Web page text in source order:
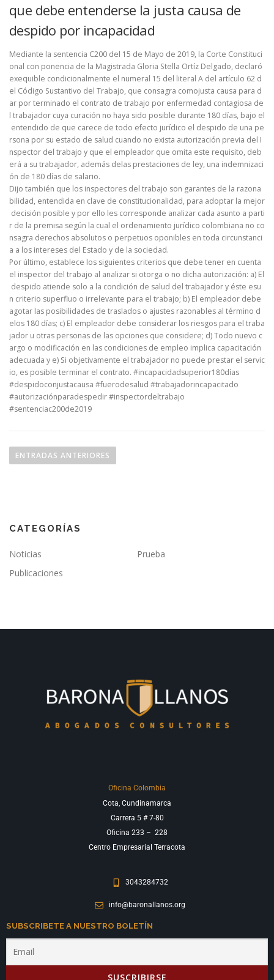
que debe entenderse la justa causa de
despido por incapacidad
Mediante la sentencia C200 del 15 de Mayo de 2019, la Corte Constituci
onal con ponencia de la Magistrada Gloria Stella Ortíz Delgado, declaró
exequible condicionalmente el numeral 15 del literal A del artículo 62 d
el Código Sustantivo del Trabajo, que consagra comojusta causa para d
ar por terminado el contrato de trabajo por enfermedad contagiosa de
l trabajador cuya curación no haya sido posible durante 180 días, bajo el
entendido de que carece de todo efecto jurídico el despido de una pe
rsona por su estado de salud cuando no exista autorización previa del I
nspector del trabajo y que el empleador que omita este requisito, deb
erá a su trabajador, además delas prestaciones de ley, una indemnizaci
ón de 180 días de salario.
Dijo también que los inspectores del trabajo son garantes de la razona
bilidad, entendida en clave de constitucionalidad, para adoptar la mejor
decisión posible y por ello les corresponde analizar cada asunto a parti
r de la premisa según la cual el ordenamiento jurídico colombiana no co
nsagra derechos absolutos o perpetuos oponibles en toda circunstanci
a a los intereses del Estado y de la sociedad.
Por último, establece los siguientes criterios que debe tener en cuenta
el inspector del trabajo al analizar si otorga o no dicha autorización: a) El
despido atiende solo a la condición de salud del trabajador y éste esu
n criterio superfluo o irrelevante para el trabajo; b) El empleador debe
agotar las posibilidades de traslados o ajustes razonables al término d
elos 180 días; c) El empleador debe considerar los riesgos para el traba
jador u otras personas de las opciones que considere; d) Todo nuevo c
argo o modificación en las condiciones de empleo implica capacitación
adecuada y e) Si objetivamente el trabajador no puede prestar el servic
io, es posible terminar el contrato. #incapacidadsuperior180días
#despidoconjustacausa #fuerodesalud #trabajadorincapacitado
#autorizaciónparadespedir #inspectordeltrabajo
#sentenciac200de2019
ENTRADAS ANTERIORES
CATEGORÍAS
Noticias
Prueba
Publicaciones
Oficina Colombia
Cota, Cundinamarca
Carrera 5 # 7-80
Oficina 233 – 228
Centro Empresarial Terracota
3043284732
info@baronallanos.org
SUBSCRIBETE A NUESTRO BOLETÍN